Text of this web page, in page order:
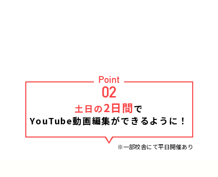
Point
02
土日の2日間で
YouTube動画編集ができるように！
※一部校舎にて平日開催あり